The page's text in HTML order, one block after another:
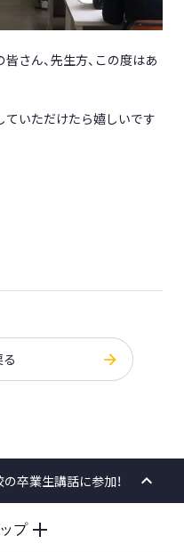
さん、先生方、この度はあ
いただけたら嬉しいです
卒業生講話に参加！
PAGE
プ